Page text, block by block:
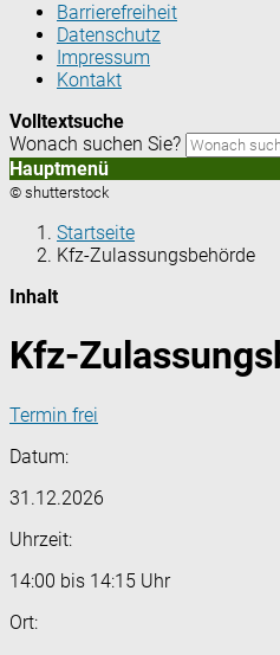
Barrierefreiheit
Datenschutz
Impressum
Kontakt
Volltextsuche
Wonach suchen Sie?
Hauptmenü
© shutterstock
Startseite
Kfz-Zulassungsbehörde
Inhalt
Kfz-
Termin frei
Datum:
31.12.2026
Uhrzeit:
14:00 bis 14:15 Uhr
Ort: